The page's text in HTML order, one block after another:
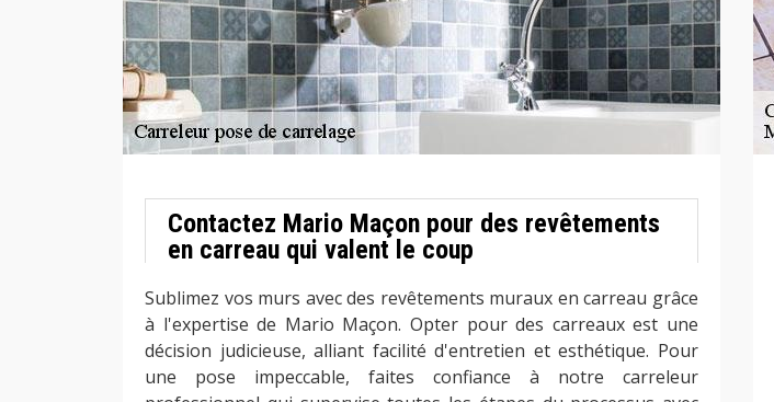
Contactez Mario Maçon pour des revêtements
en carreau qui valent le coup
Sublimez vos murs avec des revêtements muraux en carreau grâce
à l'expertise de Mario Maçon. Opter pour des carreaux est une
décision judicieuse, alliant facilité d'entretien et esthétique. Pour
une pose impeccable, faites confiance à notre carreleur